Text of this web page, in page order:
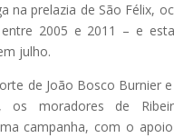
na prelazia de São Félix,
2005 e 2011 – e
julho.
de João Bosco Burnier
os moradores de
campanha, com o apoio